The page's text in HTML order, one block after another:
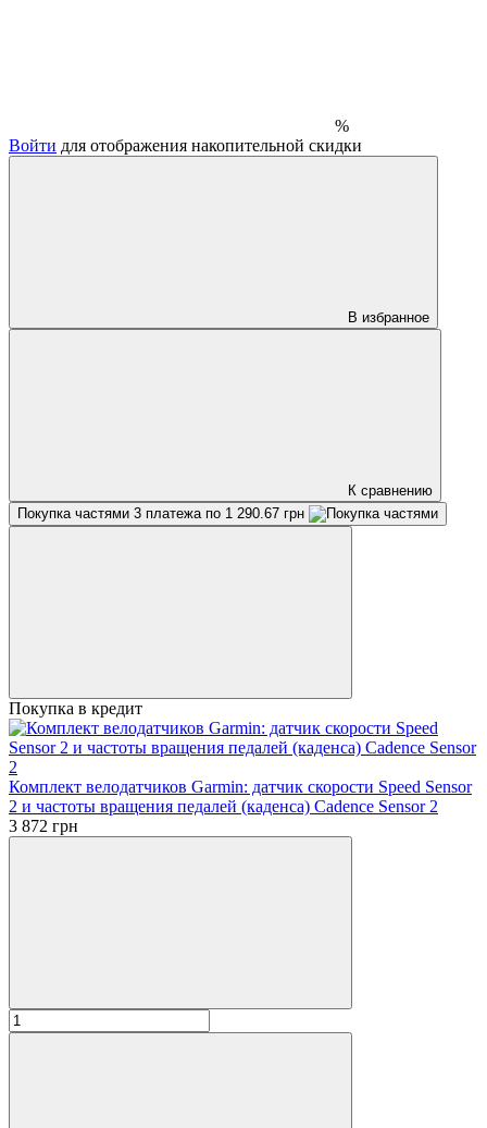
%
Войти для отображения накопительной скидки
В избранное
К сравнению
Покупка частями 3 платежа по 1 290.67 грн
Покупка в кредит
Комплект велодатчиков Garmin: датчик скорости Speed Sensor
2 и частоты вращения педалей (каденса) Cadence Sensor 2
3 872 грн